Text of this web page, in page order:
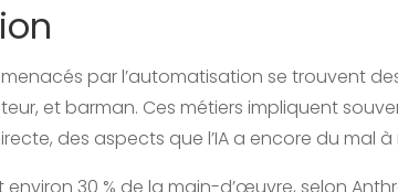
par l’automatisation se trouvent
et barman. Ces métiers impliquent
des aspects que l’IA a encore du mal